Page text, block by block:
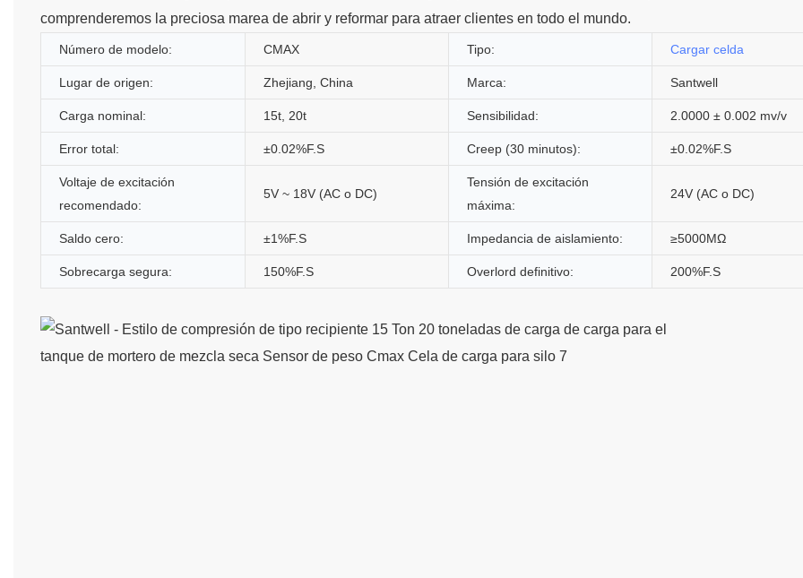
comprenderemos la preciosa marea de abrir y reformar para atraer clientes en todo el mundo.
Número de modelo: CMAX Tipo: Cargar celda
Lugar de origen: Zhejiang, China Marca: Santwell
Carga nominal: 15t, 20t Sensibilidad: 2.0000 ± 0.002 mv/v
Error total: ±0.02%F.S Creep (30 minutos): ±0.02%F.S
Voltaje de excitación
recomendado:
5V ~ 18V (AC o DC)
Tensión de excitación
máxima:
24V (AC o DC)
Saldo cero: ±1%F.S Impedancia de aislamiento: ≥5000MΩ
Sobrecarga segura: 150%F.S Overlord definitivo: 200%F.S